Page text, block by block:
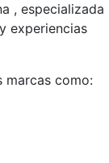
, especializada
experiencias
marcas como: